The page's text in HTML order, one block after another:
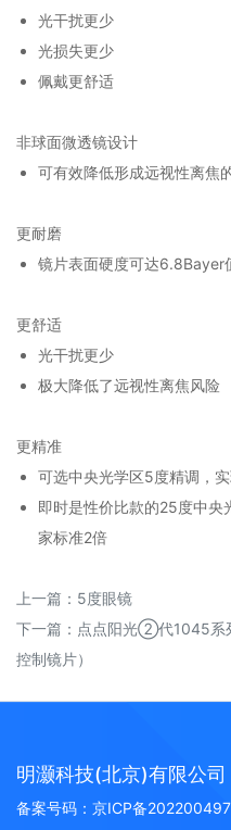
光干扰更少
光损失更少
佩戴更舒适
非球面微透镜设计
可有效降低形成远视性离焦
更耐磨
镜片表面硬度可达6.8Bayer
更舒适
光干扰更少
极大降低了远视性离焦风险
更精准
可选中央光学区5度精调，
即时是性价比款的25度中央
家标准2倍
上一篇： 5度眼镜
下一篇： 点点阳光②代1045系
控制镜片）
明灏科技(北京)有限公司
备案号码： 京ICP备